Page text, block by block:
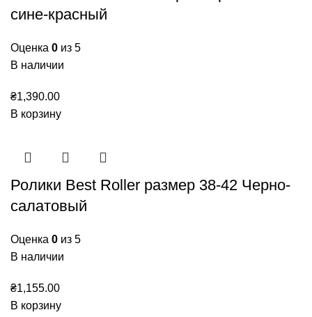
сине-красный
Оценка 0 из 5
В наличии
₴1,390.00
В корзину
Ролики Best Roller размер 38-42 Черно-
салатовый
Оценка 0 из 5
В наличии
₴1,155.00
В корзину